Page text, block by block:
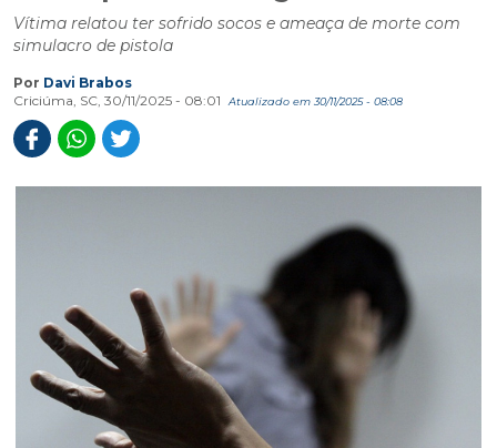
Vítima relatou ter sofrido socos e ameaça de morte com
simulacro de pistola
Por Davi Brabos
Criciúma, SC, 30/11/2025 - 08:01
Atualizado em 30/11/2025 - 08:08